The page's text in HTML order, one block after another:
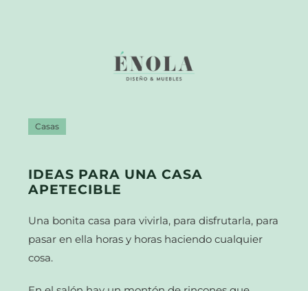
Casas
IDEAS PARA UNA CASA
APETECIBLE
Una bonita casa para vivirla, para disfrutarla, para
pasar en ella horas y horas haciendo cualquier
cosa.